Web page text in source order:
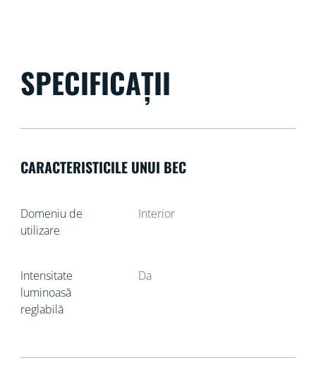
SPECIFICAȚII
CARACTERISTICILE UNUI BEC
Domeniu de
utilizare
Interior
Intensitate
luminoasă
reglabilă
Da